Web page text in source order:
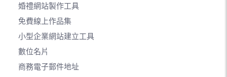
婚禮網站製作工具
免費線上作品集
小型企業網站建立工具
數位名片
商務電子郵件地址